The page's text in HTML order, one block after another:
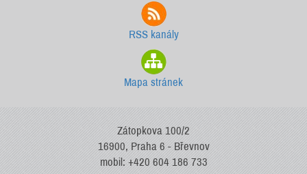
RSS kanály
Mapa stránek
Zátopkova 100/2
16900, Praha 6 - Břevnov
mobil: +420 604 186 733